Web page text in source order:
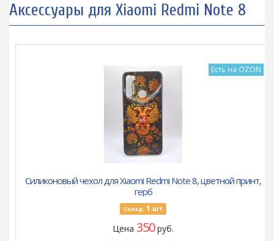
Аксессуары для Xiaomi Redmi Note 8
Есть на OZON
Силиконовый чехол для Xiaomi Redmi Note 8, цветной принт,
герб
Склад: 1 шт
Цена 350руб.